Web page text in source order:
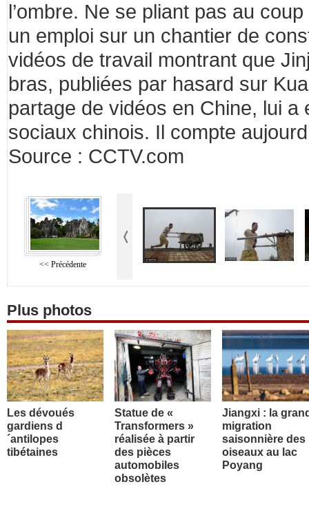
l’ombre. Ne se pliant pas au
un emploi sur un chantier de
vidéos de travail montrant que
bras, publiées par hasard sur
partage de vidéos en Chine, lui
sociaux chinois. Il compte
Source : CCTV.com
<< Précédente
Plus photos
Les dévoués
gardiens d
´antilopes
tibétaines
Statue de «
Transformers »
réalisée à partir
des pièces
automobiles
obsolètes
Jiangxi : la
migration
saisonnière des
oiseaux au lac
Poyang